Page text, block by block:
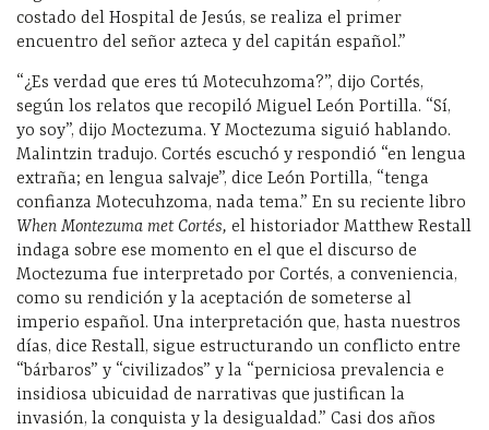
costado del Hospital de Jesús, se realiza el primer
encuentro del señor azteca y del capitán español.”
“¿Es verdad que eres tú Motecuhzoma?”, dijo Cortés,
según los relatos que recopiló Miguel León Portilla. “Sí,
yo soy”, dijo Moctezuma. Y Moctezuma siguió hablando.
Malintzin tradujo. Cortés escuchó y respondió “en lengua
extraña; en lengua salvaje”, dice León Portilla, “tenga
confianza Motecuhzoma, nada tema.” En su reciente libro
When Montezuma met Cortés, el historiador Matthew Restall
indaga sobre ese momento en el que el discurso de
Moctezuma fue interpretado por Cortés, a conveniencia,
como su rendición y la aceptación de someterse al
imperio español. Una interpretación que, hasta nuestros
días, dice Restall, sigue estructurando un conflicto entre
“bárbaros” y “civilizados” y la “perniciosa prevalencia e
insidiosa ubicuidad de narrativas que justifican la
invasión, la conquista y la desigualdad.” Casi dos años